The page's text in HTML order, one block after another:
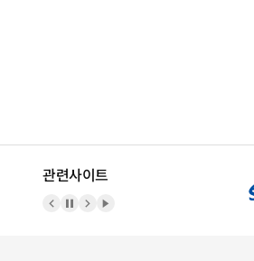
관련사이트
이전 배너
배너 정지
다음 배너
배너 재생